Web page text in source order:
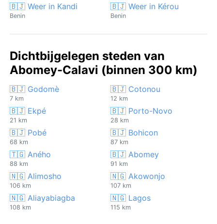
🇧🇯 Weer in Kandi
Benin
🇧🇯 Weer in Kérou
Benin
Dichtbijgelegen steden van
Abomey-Calavi (binnen 300 km)
🇧🇯 Godomè
7 km
🇧🇯 Cotonou
12 km
🇧🇯 Ekpé
21 km
🇧🇯 Porto-Novo
28 km
🇧🇯 Pobé
68 km
🇧🇯 Bohicon
87 km
🇹🇬 Aného
88 km
🇧🇯 Abomey
91 km
🇳🇬 Alimosho
106 km
🇳🇬 Akowonjo
107 km
🇳🇬 Aliayabiagba
108 km
🇳🇬 Lagos
115 km